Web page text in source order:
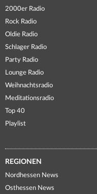
2000er Radio
Rock Radio
Oldie Radio
Schlager Radio
Party Radio
Lounge Radio
Weihnachtsradio
Meditationsradio
Top 40
Playlist
REGIONEN
Nordhessen News
Osthessen News